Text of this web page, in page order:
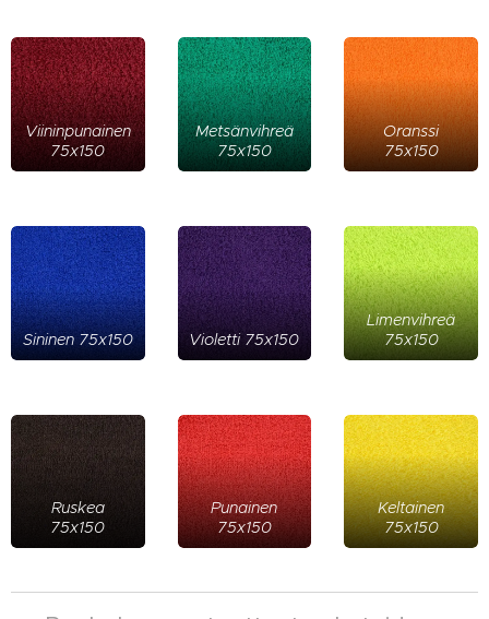
Viininpunainen
75x150
Metsänvihreä
75x150
Oranssi
75x150
Sininen 75x150 Violetti 75x150
Limenvihreä
75x150
Ruskea
75x150
Punainen
75x150
Keltainen
75x150